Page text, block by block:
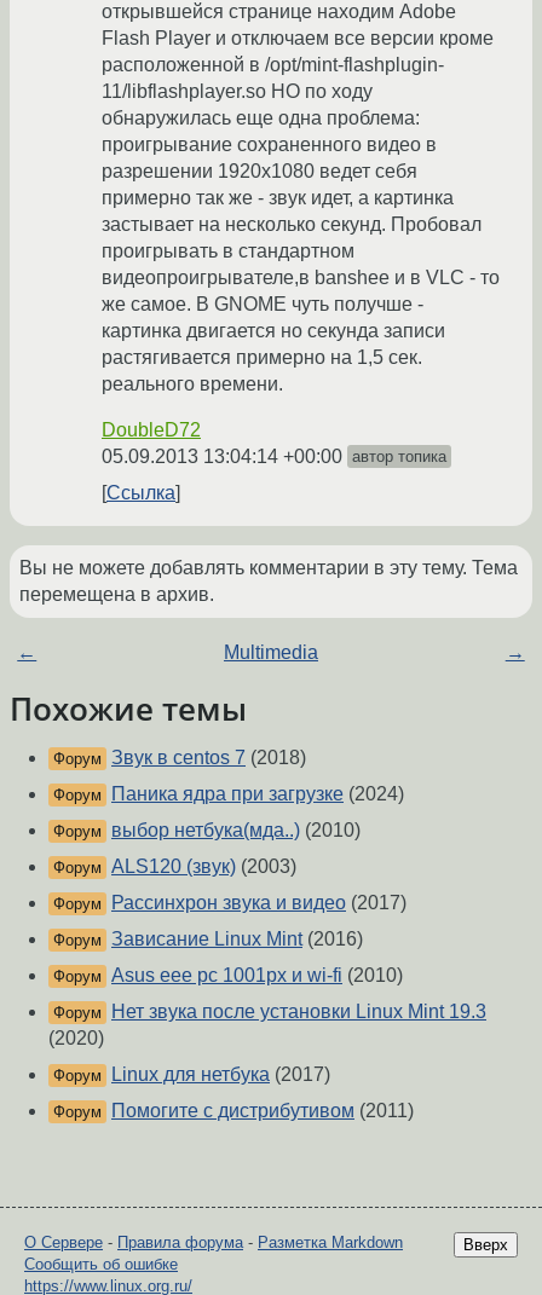
открывшейся странице находим Adobe
Flash Player и отключаем все версии кроме
расположенной в /opt/mint-flashplugin-
11/libflashplayer.so НО по ходу
обнаружилась еще одна проблема:
проигрывание сохраненного видео в
разрешении 1920х1080 ведет себя
примерно так же - звук идет, а картинка
застывает на несколько секунд. Пробовал
проигрывать в стандартном
видеопроигрывателе,в banshee и в VLC - то
же самое. В GNOME чуть получше -
картинка двигается но секунда записи
растягивается примерно на 1,5 сек.
реального времени.
DoubleD72
05.09.2013 13:04:14 +00:00 автор топика
Ссылка
Вы не можете добавлять комментарии в эту тему. Тема
перемещена в архив.
← Multimedia →
Похожие темы
Форум Звук в centos 7 (2018)
Форум Паника ядра при загрузке (2024)
Форум выбор нетбука(мда..) (2010)
Форум ALS120 (звук) (2003)
Форум Рассинхрон звука и видео (2017)
Форум Зависание Linux Mint(2016)
Форум Asus eee pc 1001px и wi-fi (2010)
Форум
Нет звука после установки Linux Mint 19.3
(2020)
Форум Linux для нетбука (2017)
Форум Помогите с дистрибутивом (2011)
Вверх
О Сервере - Правила форума- Разметка Markdown
Сообщить об ошибке
https://www.linux.org.ru/